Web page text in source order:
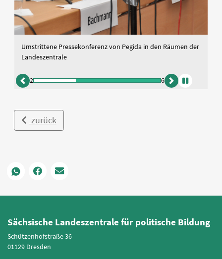
Die Zeit, 22.1.15: "Veritabler Shitstorm". Die Pressekonferenz
von Pegida in den Räumen der Landeszentrale wurde massiv
zurück
2 6 vor
zurück
Sächsische Landeszentrale für politische Bildung
Schützenhofstraße 36
01129 Dresden